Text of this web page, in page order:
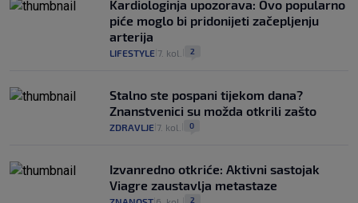
Kardiologinja upozorava: Ovo popularno
piće moglo bi pridonijeti začepljenju
arterija
LIFESTYLE 7. kol. 2
Stalno ste pospani tijekom dana?
Znanstvenici su možda otkrili zašto
ZDRAVLJE 7. kol. 0
Izvanredno otkriće: Aktivni sastojak
Viagre zaustavlja metastaze
2